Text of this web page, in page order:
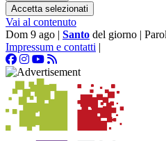
Accetta selezionati
Vai al contenuto
Dom 9 ago | Santo del giorno |
Impressum e contatti |